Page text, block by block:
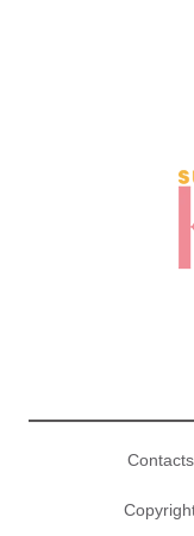
Contacts